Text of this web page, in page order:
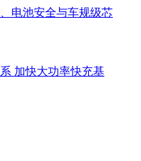
电池安全与车规级芯
加快大功率快充基